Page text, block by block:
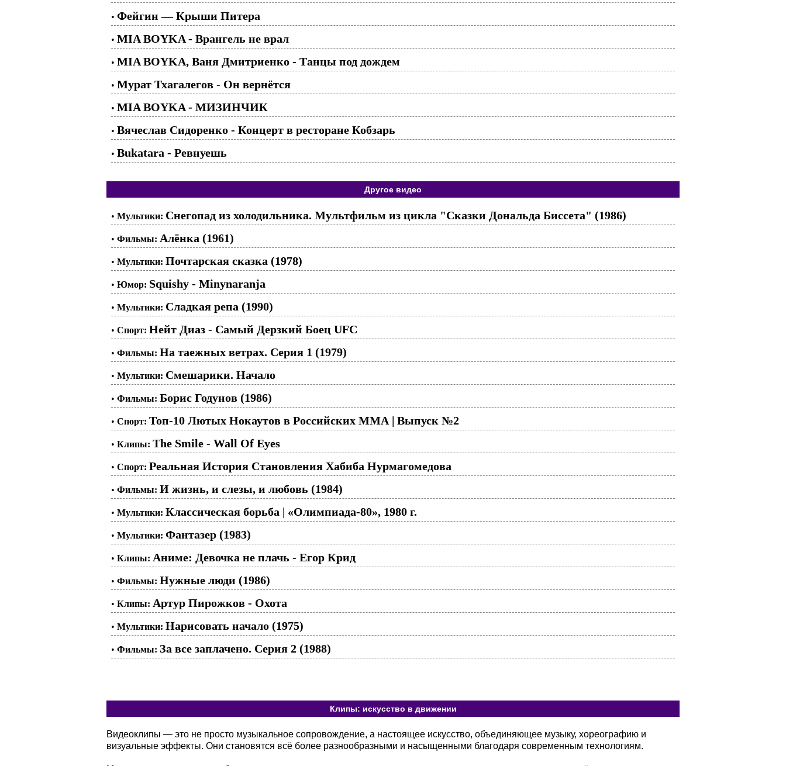
• Фейгин — Крыши Питера
• MIA BOYKA - Врангель не врал
• MIA BOYKA, Ваня Дмитриенко - Танцы под дождем
• Мурат Тхагалегов - Он вернётся
• MIA BOYKA - МИЗИНЧИК
• Вячеслав Сидоренко - Концерт в ресторане Кобзарь
• Bukatara - Ревнуешь
Другое видео
• Мультики: Снегопад из холодильника. Мультфильм из цикла "Сказки Дональда Биссета" (1986)
• Фильмы: Алёнка (1961)
• Мультики: Почтарская сказка (1978)
• Юмор: Squishy - Minynaranja
• Мультики: Сладкая репа (1990)
• Спорт: Нейт Диаз - Самый Дерзкий Боец UFC
• Фильмы: На таежных ветрах. Серия 1 (1979)
• Мультики: Смешарики. Начало
• Фильмы: Борис Годунов (1986)
• Спорт: Топ-10 Лютых Нокаутов в Российских ММА | Выпуск №2
• Клипы: The Smile - Wall Of Eyes
• Спорт: Реальная История Становления Хабиба Нурмагомедова
• Фильмы: И жизнь, и слезы, и любовь (1984)
• Мультики: Классическая борьба | «Олимпиада-80», 1980 г.
• Мультики: Фантазер (1983)
• Клипы: Аниме: Девочка не плачь - Егор Крид
• Фильмы: Нужные люди (1986)
• Клипы: Артур Пирожков - Охота
• Мультики: Нарисовать начало (1975)
• Фильмы: За все заплачено. Серия 2 (1988)
Клипы: искусство в движении
Видеоклипы — это не просто музыкальное сопровождение, а настоящее искусство, объединяющее музыку, хореографию и
визуальные эффекты. Они становятся всё более разнообразными и насыщенными благодаря современным технологиям.